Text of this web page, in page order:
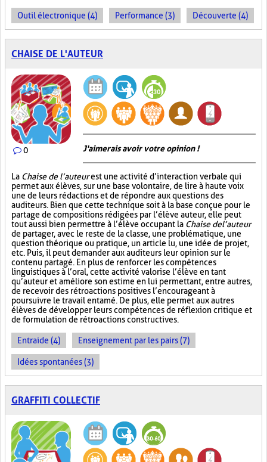
Outil électronique (4) Performance (3) Découverte (4)
CHAISE DE L'AUTEUR
0 J'aimerais avoir votre opinion !
La Chaise de l’auteurest une activité d’interaction verbale qui
permet aux élèves, sur une base volontaire, de lire à haute voix
une de leurs rédactions et de répondre aux questions des
auditeurs. Bien que cette technique soit à la base conçue pour le
partage de compositions rédigées par l’élève auteur, elle peut
tout aussi bien permettre à l’élève occupant la Chaise de l’auteur
de partager, avec le reste de la classe, une problématique, une
question théorique ou pratique, un article lu, une idée de projet,
etc. Puis, il peut demander aux auditeurs leur opinion sur le
contenu partagé. En plus de renforcer les compétences
linguistiques à l’oral, cette activité valorise l’élève en tant
qu’auteur et améliore son estime en lui permettant, entre autres,
de recevoir des rétroactions positives l’encourageant à
poursuivre le travail entamé. De plus, elle permet aux autres
élèves de développer leurs compétences de réflexion critique et
de formulation de rétroactions constructives.
Entraide (4) Enseignement par les pairs (7)
Idées spontanées (3)
GRAFFITI COLLECTIF